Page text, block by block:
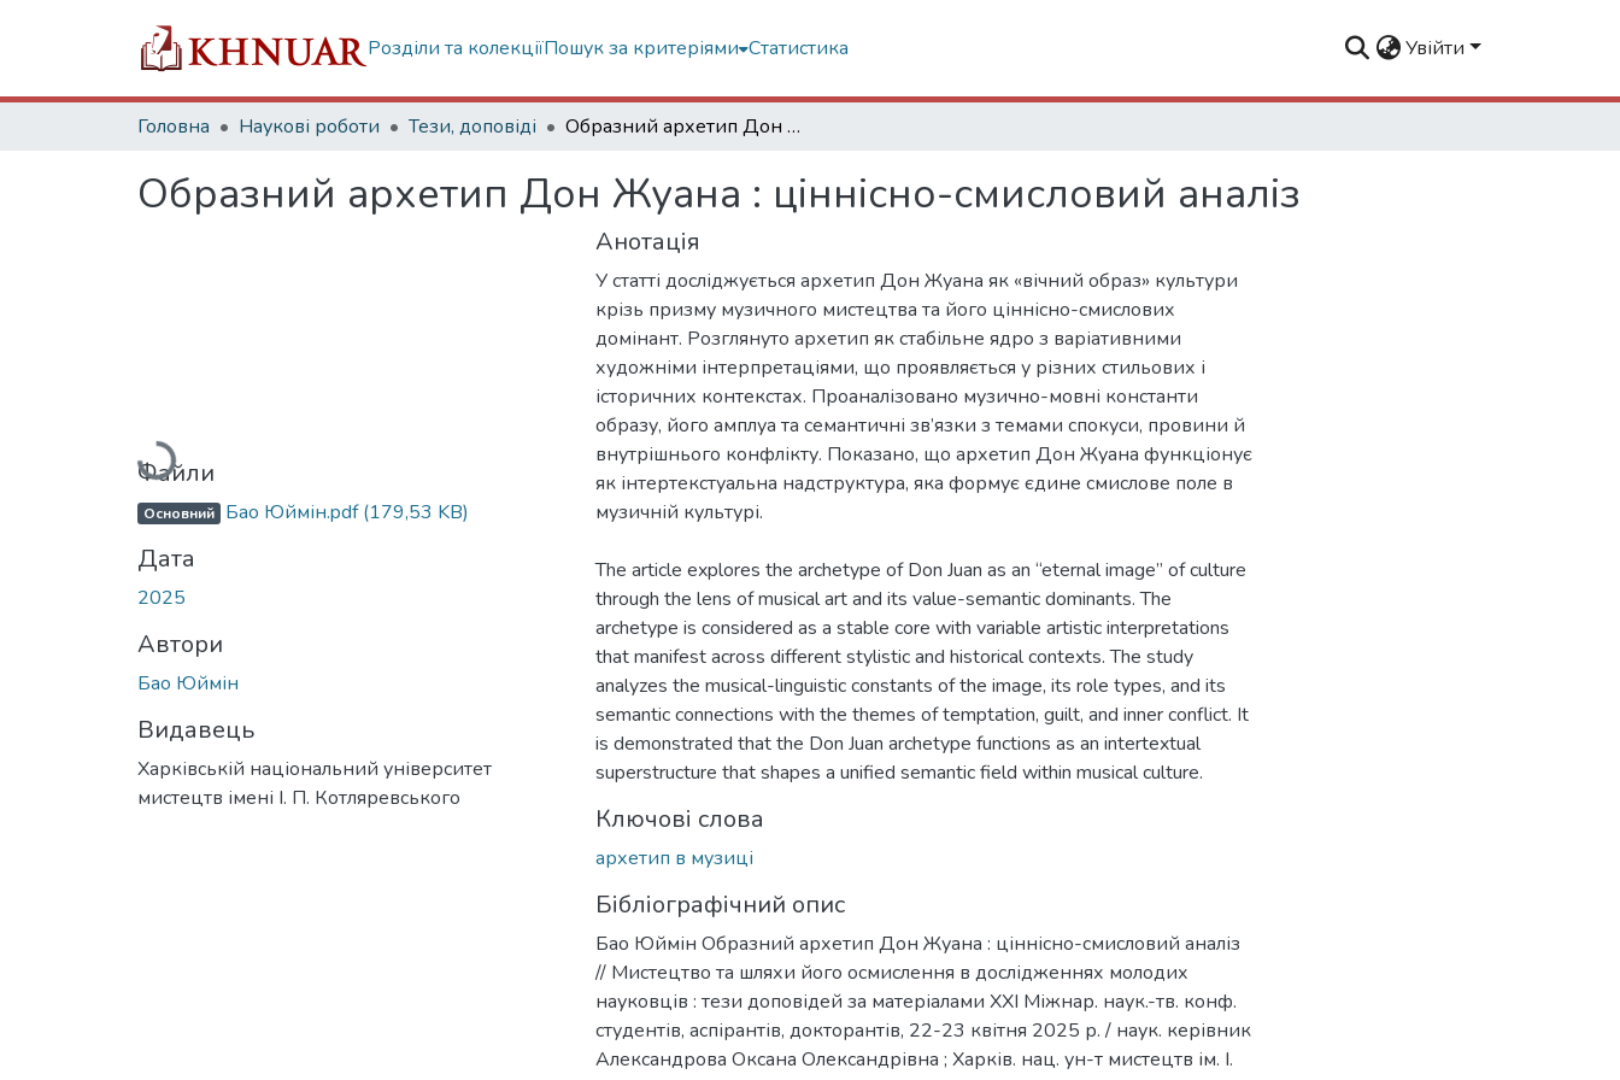
Розділи та колекціїПошук за критеріями Статистика Увійти
Головна Наукові роботи Тези, доповіді Образний архетип Дон Жуана : ціннісно-смисловий аналіз
Образний архетип Дон Жуана : ціннісно-смисловий аналіз
Вантажиться...
Файли
Основний Бао Юймін.pdf(179,53 KB)
Дата
2025
Автори
Бао Юймін
Видавець
Харківській національний університет
мистецтв імені І. П. Котляревського
Анотація
У статті досліджується архетип Дон Жуана як «вічний образ» культури
крізь призму музичного мистецтва та його ціннісно-смислових
домінант. Розглянуто архетип як стабільне ядро з варіативними
художніми інтерпретаціями, що проявляється у різних стильових і
історичних контекстах. Проаналізовано музично-мовні константи
образу, його амплуа та семантичні зв’язки з темами спокуси, провини й
внутрішнього конфлікту. Показано, що архетип Дон Жуана функціонує
як інтертекстуальна надструктура, яка формує єдине смислове поле в
музичній культурі.
The article explores the archetype of Don Juan as an “eternal image” of culture
through the lens of musical art and its value-semantic dominants. The
archetype is considered as a stable core with variable artistic interpretations
that manifest across different stylistic and historical contexts. The study
analyzes the musical-linguistic constants of the image, its role types, and its
semantic connections with the themes of temptation, guilt, and inner conflict. It
is demonstrated that the Don Juan archetype functions as an intertextual
superstructure that shapes a unified semantic field within musical culture.
Ключові слова
архетип в музиці
Бібліографічний опис
Бао Юймін Образний архетип Дон Жуана : ціннісно-смисловий аналіз
// Мистецтво та шляхи його осмислення в дослідженнях молодих
науковців : тези доповідей за матеріалами ХХІ Міжнар. наук.-тв. конф.
студентів, аспірантів, докторантів, 22-23 квітня 2025 р. / наук. керівник
Александрова Оксана Олександрівна ; Харків. нац. ун-т мистецтв ім. І.